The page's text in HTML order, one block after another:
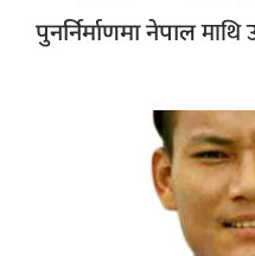
पुनर्निर्माणमा नेपाल